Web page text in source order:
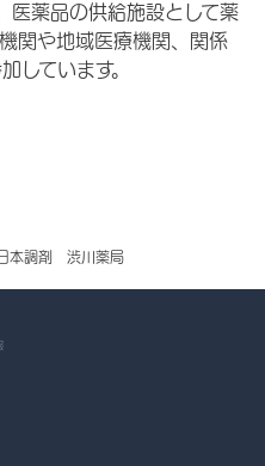
医薬品の供給施設として薬
関や地域医療機関、関係
しています。
本調剤 渋川薬局